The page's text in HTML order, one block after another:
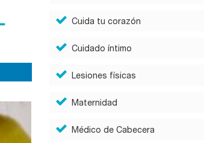
Cuida tu corazón
Cuidado íntimo
Lesiones físicas
Maternidad
Médico de Cabecera